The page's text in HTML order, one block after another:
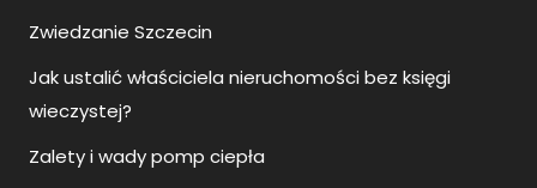
Zwiedzanie Szczecin
Jak ustalić właściciela nieruchomości bez księgi
wieczystej?
Zalety i wady pomp ciepła